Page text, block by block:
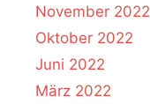
November 2022
Oktober 2022
Juni 2022
März 2022